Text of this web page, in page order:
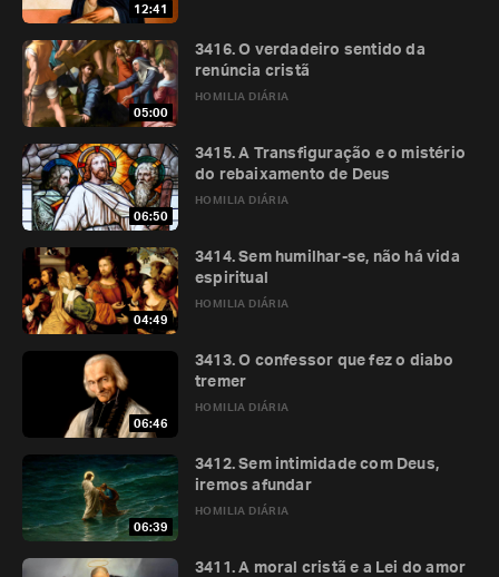
12:41
05:00
HOMILIA DIÁRIA
3416. O verdadeiro sentido da
renúncia cristã
06:50
HOMILIA DIÁRIA
3415. A Transfiguração e o mistério
do rebaixamento de Deus
04:49
HOMILIA DIÁRIA
3414. Sem humilhar-se, não há vida
espiritual
06:46
HOMILIA DIÁRIA
3413. O confessor que fez o diabo
tremer
06:39
HOMILIA DIÁRIA
3412. Sem intimidade com Deus,
iremos afundar
3411. A moral cristã e a Lei do amor